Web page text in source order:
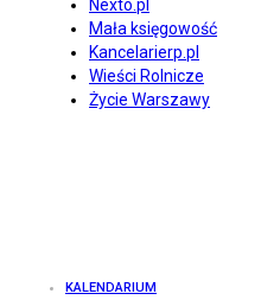
Nexto.pl
Mała księgowość
Kancelarierp.pl
Wieści Rolnicze
Życie Warszawy
KALENDARIUM